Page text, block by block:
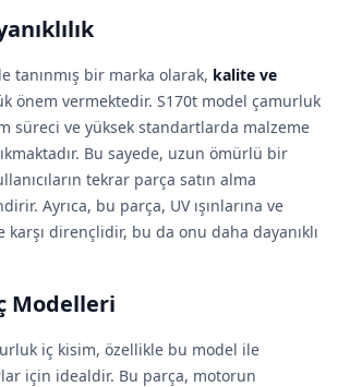
tanınmış bir marka olarak, kalite ve
önem vermektedir. S170t model çamurluk
süreci ve yüksek standartlarda malzeme
Bu sayede, uzun ömürlü bir
tekrar parça satın alma
Ayrıca, bu parça, UV ışınlarına ve
karşı dirençlidir, bu da onu daha dayanıklı
Modelleri
iç kisim, özellikle bu model ile
için idealdir. Bu parça, motorun